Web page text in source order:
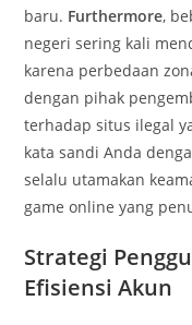
baru. Furthermore,
negeri sering kali
karena perbedaan
dengan pihak
terhadap situs ilegal
kata sandi Anda
selalu utamakan
game online yang
Strategi
Efisiensi Akun